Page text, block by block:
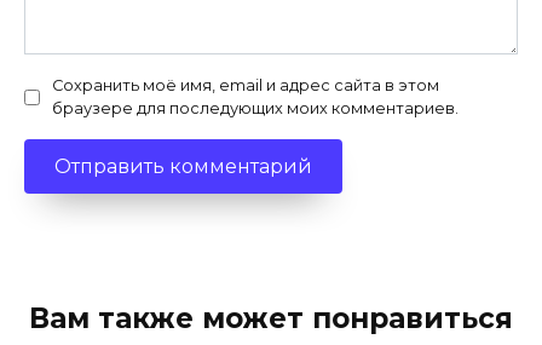
Сохранить моё имя, email и адрес сайта в этом
браузере для последующих моих комментариев.
Вам также может понравиться